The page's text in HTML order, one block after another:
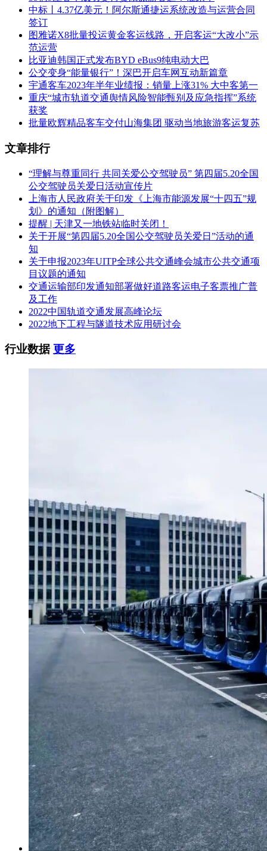
中标丨4.37亿美元！阿尔斯通捷运系统改造与运营合同
签订
图雅诺X8批量投运黄金客运线路，开启客运“大改小”示
范运营
比亚迪韩国正式发布BYD eBus9纯电动大巴
公交变身“能量银行”！深巴开启车网互动新篇章
宇通客车2023年半年业绩报：销量上涨31% 大中客第一
重庆“城市轨道交通舆情风险智能甄别及应急指挥”系统
获奖
批量欧辉精品客车交付山海集团 驱动当地旅游客运复苏
文章排行
“理解与尊重同行 共同关爱公交驾驶员” 第四届5.20全国
公交驾驶员关爱日活动宣传片
上海市人民政府关于印发《上海市能源发展“十四五”规
划》的通知（附图解）
提醒 | 天津又一地铁站临时关闭！
关于开展“第四届5.20全国公交驾驶员关爱日”活动的通
知
关于申报2023年UITP全球公共交通峰会城市公共交通项
目议题的通知
交通运输部印发通知部署做好道路客运电子客票推广普
及工作
2022中国轨道交通发展高峰论坛
2022地下工程与隧道技术应用研讨会
行业数据更多